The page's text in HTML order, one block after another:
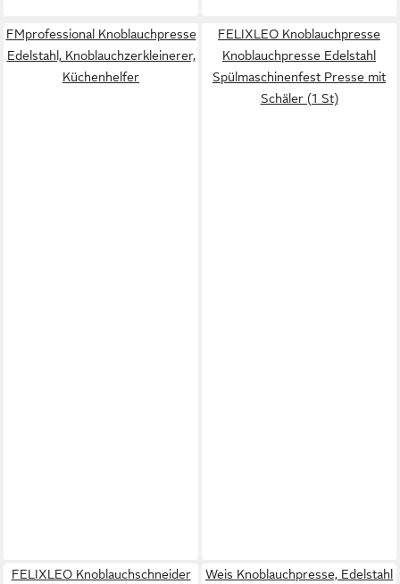
FMprofessional Knoblauchpresse
Edelstahl, Knoblauchzerkleinerer,
Küchenhelfer
FELIXLEO Knoblauchpresse
Knoblauchpresse Edelstahl
Spülmaschinenfest Presse mit
Schäler (1 St)
FELIXLEO Knoblauchschneider
Weis Knoblauchpresse, Edelstahl